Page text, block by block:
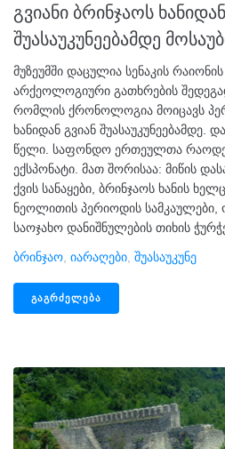
გვიანი ბრინჯაოს
შუასაუკუნეებამდე
მუზეუმში დაცულია სენაკის
არქეოლოგიური გათხრების
რომლის ქრონოლოგია მოიცავს
ხანიდან გვიან შუასაუკუნეებამდე.
წელი. საფონდო ერთეულთა
ექსპონატი. მათ შორისაა: მიწის
ქვის სანაყები, ბრინჯაოს ხანის
ნეოლითის პერიოდის
საოჯახო დანიშნულების თიხის
Ბრინჯაო Იარაღები Შუასაუკუნე
ᲒᲐᲒᲠᲫᲔᲚᲔᲑᲐ